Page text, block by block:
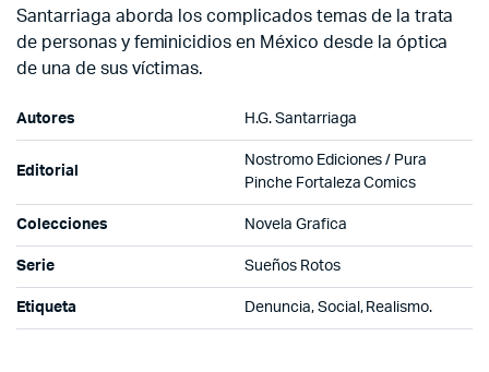
Santarriaga aborda los complicados temas de la trata
de personas y feminicidios en México desde la óptica
de una de sus víctimas.
Autores H.G. Santarriaga
Editorial
Nostromo Ediciones / Pura
Pinche Fortaleza Comics
Colecciones Novela Grafica
Serie Sueños Rotos
Etiqueta Denuncia, Social, Realismo.